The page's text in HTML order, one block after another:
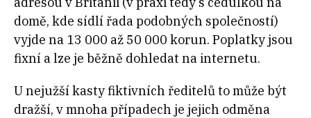
domě, kde sídlí řada podobných společností)
vyjde na 13 000 až 50 000 korun. Poplatky jsou
fixní a lze je běžně dohledat na internetu.
U nejužší kasty fiktivních ředitelů to může být
dražší, v mnoha případech je jejich odměna